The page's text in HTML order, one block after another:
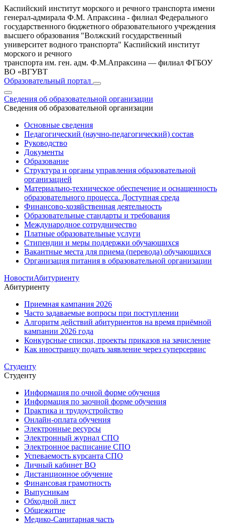
Каспийский институт морского и речного транспорта имени
генерал-адмирала Ф.М. Апраксина - филиал Федерального
государственного бюджетного образовательного учреждения
высшего образования "Волжский государственный
университет водного транспорта" Каспийский институт
морского и речного
транспорта им. ген. адм. Ф.М.Апраксина — филиал ФГБОУ
ВО «ВГУВТ
Образовательный портал
Сведения об образовательной организации
Сведения об образовательной организации
Основные сведения
Педагогический (научно-педагогический) состав
Руководство
Документы
Образование
Структура и органы управления образовательной
организацией
Материально-техническое обеспечение и оснащенность
образовательного процесса. Доступная среда
Финансово-хозяйственная деятельность
Образовательные стандарты и требования
Международное сотрудничество
Платные образовательные услуги
Стипендии и меры поддержки обучающихся
Вакантные места для приема (перевода) обучающихся
Организация питания в образовательной организации
НовостиАбитуриенту
Абитуриенту
Приемная кампания 2026
Часто задаваемые вопросы при поступлении
Алгоритм действий абитуриентов на время приёмной
кампании 2026 года
Конкурсные списки, проекты приказов на зачисление
Как иностранцу подать заявление через суперсервис
Студенту
Студенту
Информация по очной форме обучения
Информация по заочной форме обучения
Практика и трудоустройство
Онлайн-оплата обучения
Электронные ресурсы
Электронный журнал СПО
Электронное расписание СПО
Успеваемость курсанта СПО
Личный кабинет ВО
Дистанционное обучение
Финансовая грамотность
Выпусникам
Обходной лист
Общежитие
Медико-Санитарная часть